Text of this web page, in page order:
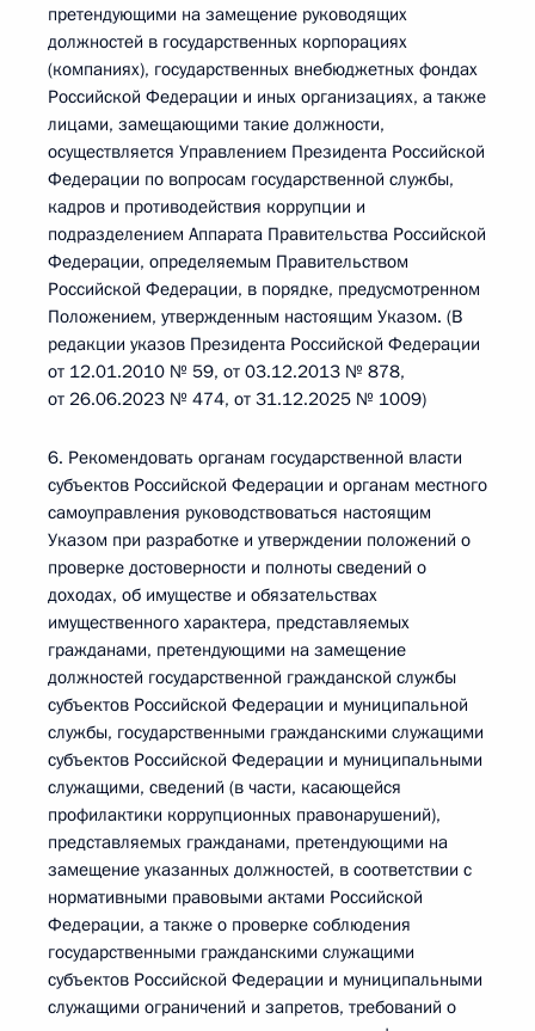
претендующими на замещение руководящих
должностей в государственных корпорациях
(компаниях), государственных внебюджетных фондах
Российской Федерации и иных организациях, а также
лицами, замещающими такие должности,
осуществляется Управлением Президента Российской
Федерации по вопросам государственной службы,
кадров и противодействия коррупции и
подразделением Аппарата Правительства Российской
Федерации, определяемым Правительством
Российской Федерации, в порядке, предусмотренном
Положением, утвержденным настоящим Указом. (В
редакции указов Президента Российской Федерации
от 12.01.2010 № 59, от 03.12.2013 № 878,
от 26.06.2023 № 474, от 31.12.2025 № 1009)
6. Рекомендовать органам государственной власти
субъектов Российской Федерации и органам местного
самоуправления руководствоваться настоящим
Указом при разработке и утверждении положений о
проверке достоверности и полноты сведений о
доходах, об имуществе и обязательствах
имущественного характера, представляемых
гражданами, претендующими на замещение
должностей государственной гражданской службы
субъектов Российской Федерации и муниципальной
службы, государственными гражданскими служащими
субъектов Российской Федерации и муниципальными
служащими, сведений (в части, касающейся
профилактики коррупционных правонарушений),
представляемых гражданами, претендующими на
замещение указанных должностей, в соответствии с
нормативными правовыми актами Российской
Федерации, а также о проверке соблюдения
государственными гражданскими служащими
субъектов Российской Федерации и муниципальными
служащими ограничений и запретов, требований о